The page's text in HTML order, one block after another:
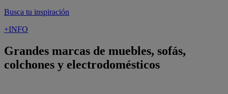
Busca tu inspiración
+INFO
Grandes marcas de muebles, sofás,
colchones y electrodomésticos